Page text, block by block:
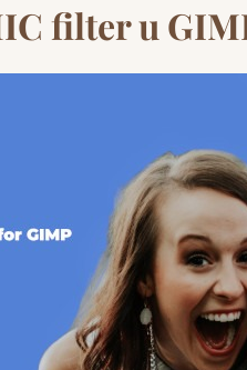
filter u